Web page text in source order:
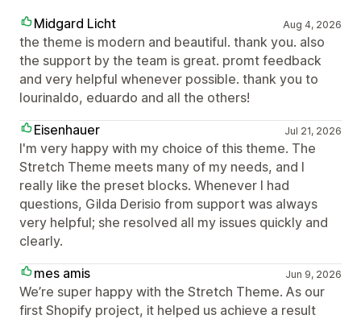
Midgard Licht Aug 4, 2026
the theme is modern and beautiful. thank you. also
the support by the team is great. promt feedback
and very helpful whenever possible. thank you to
lourinaldo, eduardo and all the others!
Eisenhauer
Jul 21, 2026
I'm very happy with my choice of this theme. The
Stretch Theme meets many of my needs, and I
really like the preset blocks. Whenever I had
questions, Gilda Derisio from support was always
very helpful; she resolved all my issues quickly and
clearly.
mes amis
Jun 9, 2026
We’re super happy with the Stretch Theme. As our
first Shopify project, it helped us achieve a result